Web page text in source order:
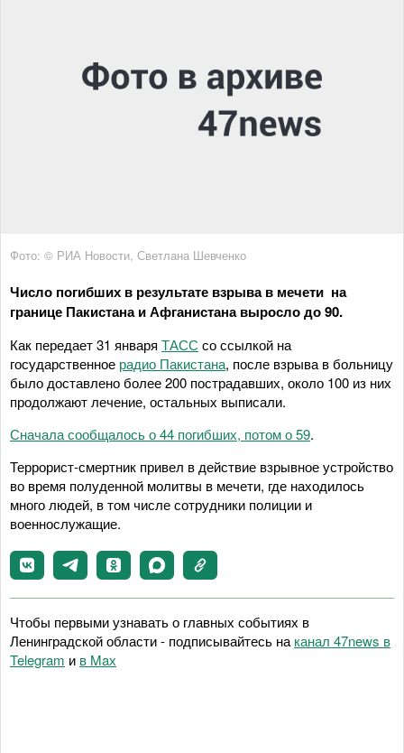
Фото: © РИА Новости, Светлана Шевченко
Число погибших в результате взрыва в мечети на
границе Пакистана и Афганистана выросло до 90.
Как передает 31 января ТАСС со ссылкой на
государственное радио Пакистана, после взрыва в больницу
было доставлено более 200 пострадавших, около 100 из них
продолжают лечение, остальных выписали.
Сначала сообщалось о 44 погибших, потом о 59.
Террорист-смертник привел в действие взрывное устройство
во время полуденной молитвы в мечети, где находилось
много людей, в том числе сотрудники полиции и
военнослужащие.
Чтобы первыми узнавать о главных событиях в
Ленинградской области - подписывайтесь на канал 47news в
Telegram и в Maх